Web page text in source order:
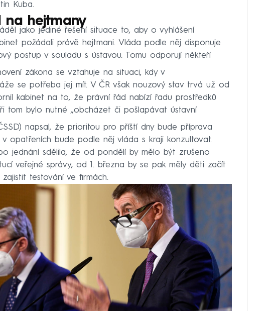
Kuba.
na hejtmany
jako jediné řešení situace to, aby o vyhlášení
požádali právě hejtmani. Vláda podle něj disponuje
postup v souladu s ústavou. Tomu odporují někteří
zákona se vztahuje na situaci, kdy v
se potřeba jej mít. V ČR však nouzový stav trvá už od
kabinet na to, že právní řád nabízí řadu prostředků
tom bylo nutné „obcházet či pošlapávat ústavní
napsal, že prioritou pro příští dny bude příprava
opatřeních bude podle něj vláda s kraji konzultovat.
jednání sdělila, že od pondělí by mělo být zrušeno
veřejné správy, od 1. března by se pak měly děti začít
testování ve firmách.